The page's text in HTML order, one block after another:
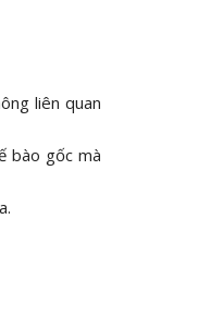
liên quan
bào gốc mà